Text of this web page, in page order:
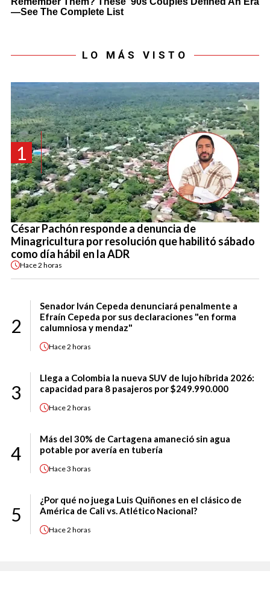
LO MÁS VISTO
1
César Pachón responde a denuncia de
Minagricultura por resolución que habilitó sábado
como día hábil en la ADR
Hace2 horas
2
Senador Iván Cepeda denunciará penalmente a
Efraín Cepeda por sus declaraciones "en forma
calumniosa y mendaz"
Hace2 horas
3
Llega a Colombia la nueva SUV de lujo híbrida 2026:
capacidad para 8 pasajeros por $249.990.000
Hace2 horas
4
Más del 30% de Cartagena amaneció sin agua
potable por avería en tubería
Hace3 horas
5
¿Por qué no juega Luis Quiñones en el clásico de
América de Cali vs. Atlético Nacional?
Hace2 horas